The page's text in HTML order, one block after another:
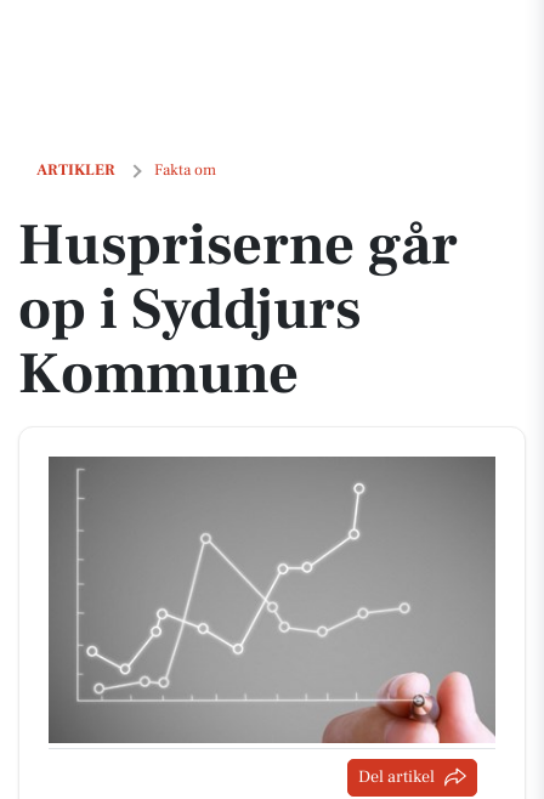
ARTIKLER Fakta om
Huspriserne går op i Syddjurs Kommune
Huspriserne går
op i Syddjurs
Kommune
Del artikel